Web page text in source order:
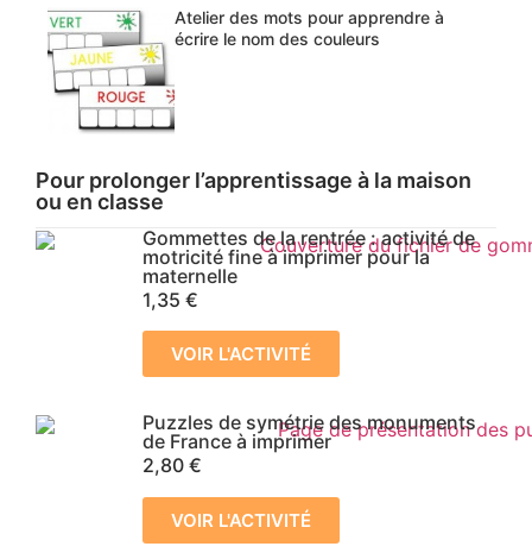
Atelier des mots pour apprendre à
écrire le nom des couleurs
Pour prolonger l’apprentissage à la maison
ou en classe
Gommettes de la rentrée : activité de
motricité fine à imprimer pour la
maternelle
1,35 €
VOIR L'ACTIVITÉ
Puzzles de symétrie des monuments
de France à imprimer
2,80 €
VOIR L'ACTIVITÉ